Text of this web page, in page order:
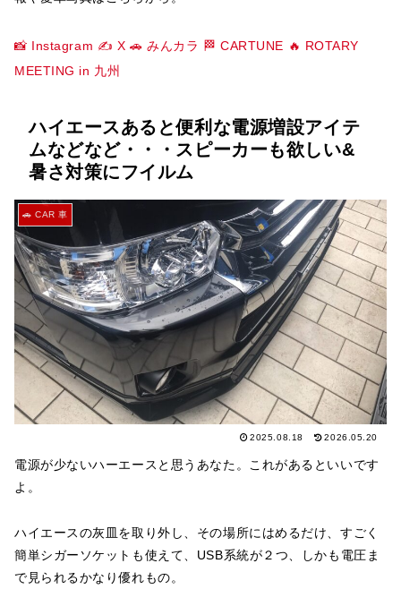
📸 Instagram ✍️ X 🚗 みんカラ 🏁 CARTUNE 🔥 ROTARY
MEETING in 九州
ハイエースあると便利な電源増設アイテ
ムなどなど・・・スピーカーも欲しい&
暑さ対策にフイルム
🚗 CAR 車
2025.08.18 2026.05.20
電源が少ないハーエースと思うあなた。これがあるといいです
よ。
ハイエースの灰皿を取り外し、その場所にはめるだけ、すごく
簡単シガーソケットも使えて、USB系統が２つ、しかも電圧ま
で見られるかなり優れもの。